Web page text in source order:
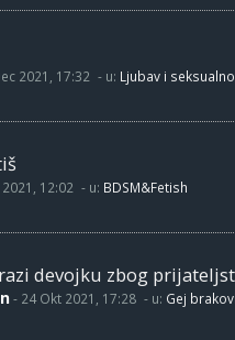
2021, 17:32 - u: Ljubav i
12:02 - u: BDSM&Fetish
devojku zbog
- 24 Okt 2021, 17:28 - u: Gej